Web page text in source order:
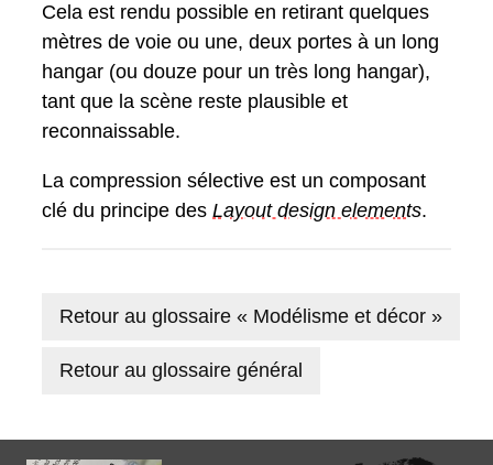
Cela est rendu possible en retirant quelques
mètres de voie ou une, deux portes à un long
hangar (ou douze pour un très long hangar),
tant que la scène reste plausible et
reconnaissable.
La compression sélective est un composant
clé du principe des Layout design elements.
Retour au glossaire « Modélisme et décor »
Retour au glossaire général